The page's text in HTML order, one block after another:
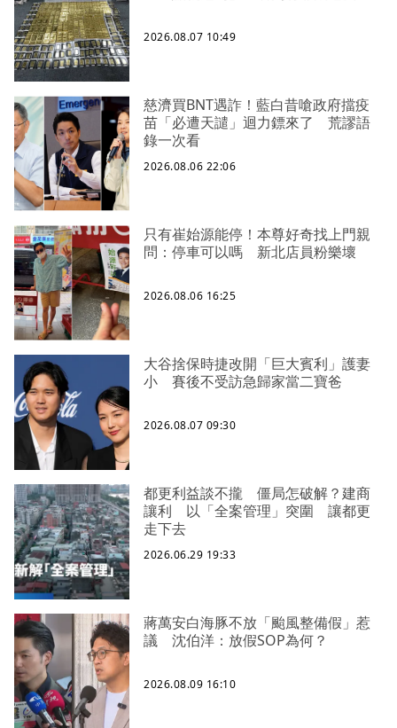
2026.08.07 10:49
慈濟買BNT遇詐！藍白昔嗆政府擋疫
苗「必遭天譴」迴力鏢來了 荒謬語
錄一次看
2026.08.06 22:06
只有崔始源能停！本尊好奇找上門親
問：停車可以嗎 新北店員粉樂壞
2026.08.06 16:25
大谷捨保時捷改開「巨大賓利」護妻
小 賽後不受訪急歸家當二寶爸
2026.08.07 09:30
都更利益談不攏 僵局怎破解？建商
讓利 以「全案管理」突圍 讓都更
走下去
2026.06.29 19:33
蔣萬安白海豚不放「颱風整備假」惹
議 沈伯洋：放假SOP為何？
2026.08.09 16:10